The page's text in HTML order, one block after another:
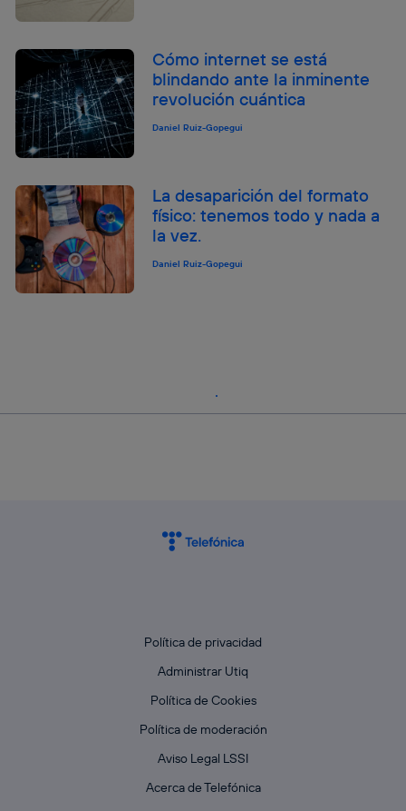
Cómo internet se está
blindando ante la inminente
revolución cuántica
Daniel Ruiz-Gopegui
La desaparición del formato
físico: tenemos todo y nada a
la vez.
Daniel Ruiz-Gopegui
Política de privacidad
Administrar Utiq
Política de Cookies
Política de moderación
Aviso Legal LSSI
Acerca de Telefónica